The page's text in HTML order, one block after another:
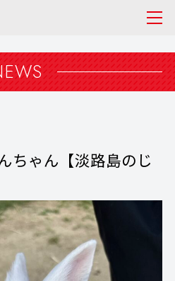
ちゃん【淡路島のじ